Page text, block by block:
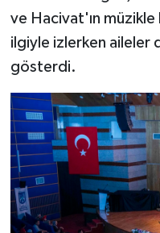
ve Hacivat'ın müzikle
ilgiyle izlerken aileler
gösterdi.